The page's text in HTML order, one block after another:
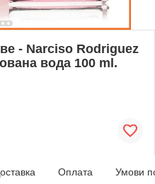
- Narciso Rodriguez
вода 100 ml.
Оплата Умови